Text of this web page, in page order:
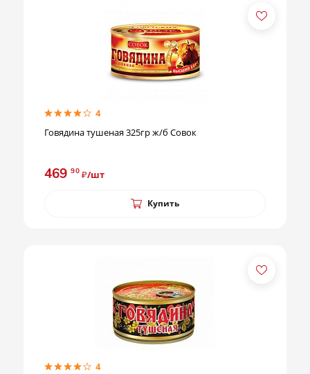
4
Говядина тушеная 325гр ж/б Совок
469 90 ₽/шт
Купить
4